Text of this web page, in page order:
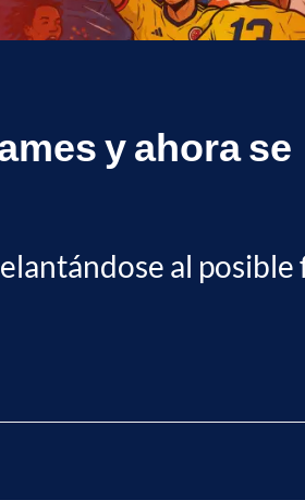
y ahora se
al posible